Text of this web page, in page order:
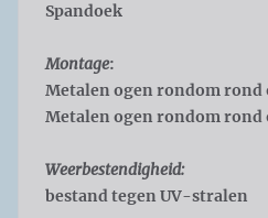
Spandoek
Montage:
Metalen ogen rondom rond
Metalen ogen rondom rond
Weerbestendigheid:
bestand tegen UV-stralen